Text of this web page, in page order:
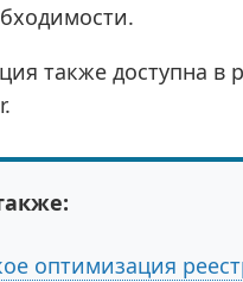
также доступна в
оптимизация